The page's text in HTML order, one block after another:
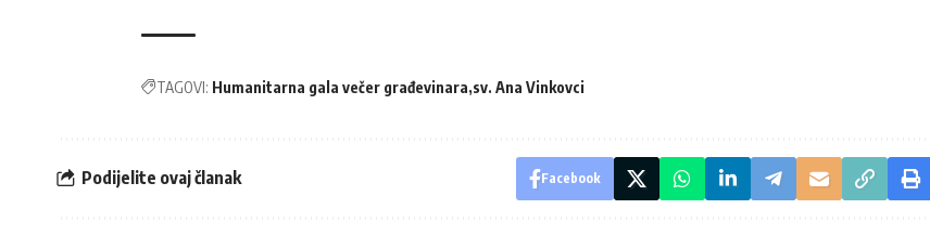
TAGOVI: Humanitarna gala večer građevinara sv. Ana Vinkovci
Podijelite ovaj članak Facebook